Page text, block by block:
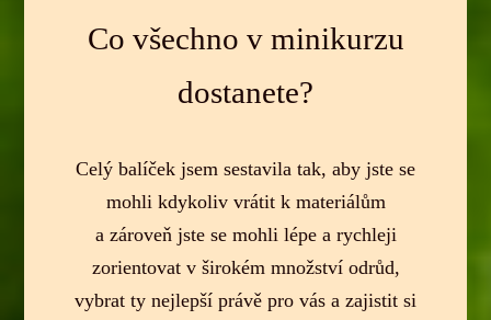
Co všechno v minikurzu
dostanete?
Celý balíček jsem sestavila tak, aby jste se
mohli kdykoliv vrátit k materiálům
a zároveň jste se mohli lépe a rychleji
zorientovat v širokém množství odrůd,
vybrat ty nejlepší právě pro vás a zajistit si